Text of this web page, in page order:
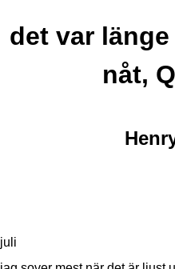
det var
nåt,
juli